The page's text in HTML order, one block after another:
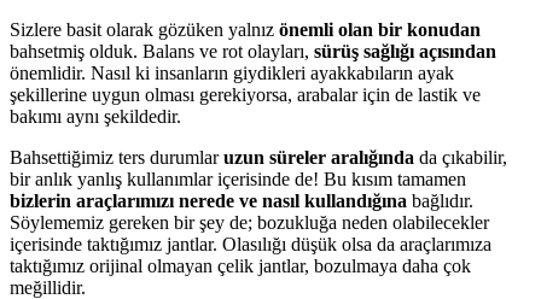
Sizlere basit olarak gözüken yalnız önemli olan bir konudan
bahsetmiş olduk. Balans ve rot olayları, sürüş sağlığı açısından
önemlidir. Nasıl ki insanların giydikleri ayakkabıların ayak
şekillerine uygun olması gerekiyorsa, arabalar için de lastik ve
bakımı aynı şekildedir.
Bahsettiğimiz ters durumlaruzun süreler aralığında da çıkabilir,
bir anlık yanlış kullanımlar içerisinde de! Bu kısım tamamen
bizlerin araçlarımızı nerede ve nasıl kullandığına bağlıdır.
Söylememiz gereken bir şey de; bozukluğa neden olabilecekler
içerisinde taktığımız jantlar. Olasılığı düşük olsa da araçlarımıza
taktığımız orijinal olmayan çelik jantlar, bozulmaya daha çok
meğillidir.